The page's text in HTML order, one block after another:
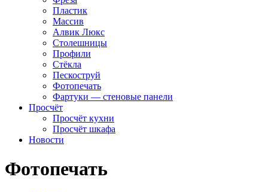
Пластик
Массив
Алвик Люкс
Столешницы
Профили
Стёкла
Пескоструй
Фотопечать
Фартуки — стеновые панели
Просчёт
Просчёт кухни
Просчёт шкафа
Новости
Фотопечать